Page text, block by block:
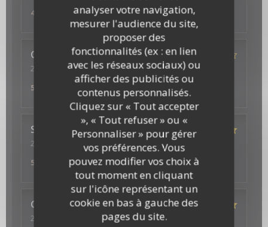
analyser votre navigation,
mesurer l'audience du site,
proposer des
fonctionnalités (ex : en lien
avec les réseaux sociaux) ou
afficher des publicités ou
contenus personnalisés.
Cliquez sur « Tout accepter
», « Tout refuser » ou «
Personnaliser » pour gérer
vos préférences. Vous
pouvez modifier vos choix à
tout moment en cliquant
sur l'icône représentant un
cookie en bas à gauche des
pages du site.
Ambiance: 4/5 Cuisine: 5/5
4
ChristineD
2022-07-21- 20:15 - Couverts 2
/5 Ambiance:4/5 Cuisine:4/5 Qualité / Prix
5
Séverine M
2022-07-10
- 19:30 - Couverts 4
Ambiance:5/5 Cuisine :5/5 Qualité / Prix
5
GUILLAUMED
2022-07-04
- 19:45 - Couverts 2